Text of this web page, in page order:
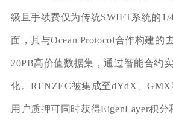
级且手续费仅为传统SWIFT系统的1/
面，其与Ocean Protocol合作构建的
20PB高价值数据集，通过智能合约
化。RENZEC被集成至dYdX、GMX
用户质押可同时获得EigenLayer积分